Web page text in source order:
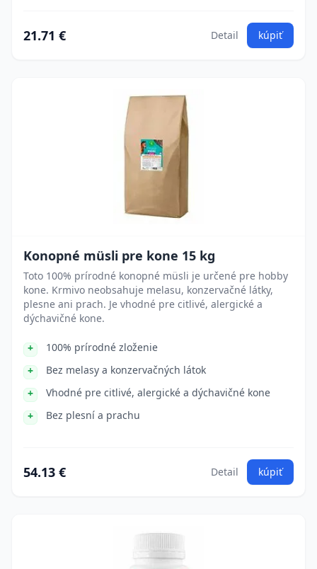
21.71 € Detail kúpiť
Konopné müsli pre kone 15 kg
Toto 100% prírodné konopné müsli je určené pre hobby
kone. Krmivo neobsahuje melasu, konzervačné látky,
plesne ani prach. Je vhodné pre citlivé, alergické a
dýchavičné kone.
100% prírodné zloženie
Bez melasy a konzervačných látok
Vhodné pre citlivé, alergické a dýchavičné kone
Bez plesní a prachu
54.13 € Detail kúpiť